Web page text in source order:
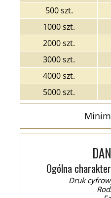
500 szt.
1000 szt.
2000 szt.
3000 szt.
4000 szt.
5000 szt.
Ogólna
Druk